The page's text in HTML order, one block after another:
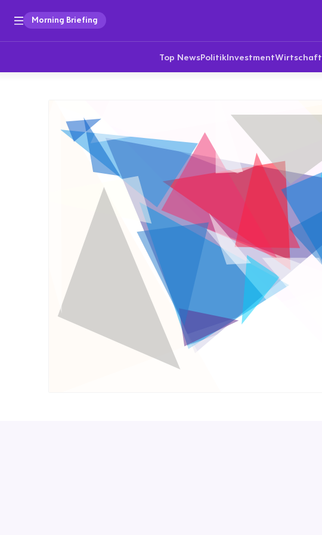
Morning Briefing
Top NewsPolitikInvestmentWirtschaft